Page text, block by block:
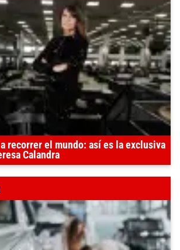
recorrer el mundo: así es la exclusiva
Calandra